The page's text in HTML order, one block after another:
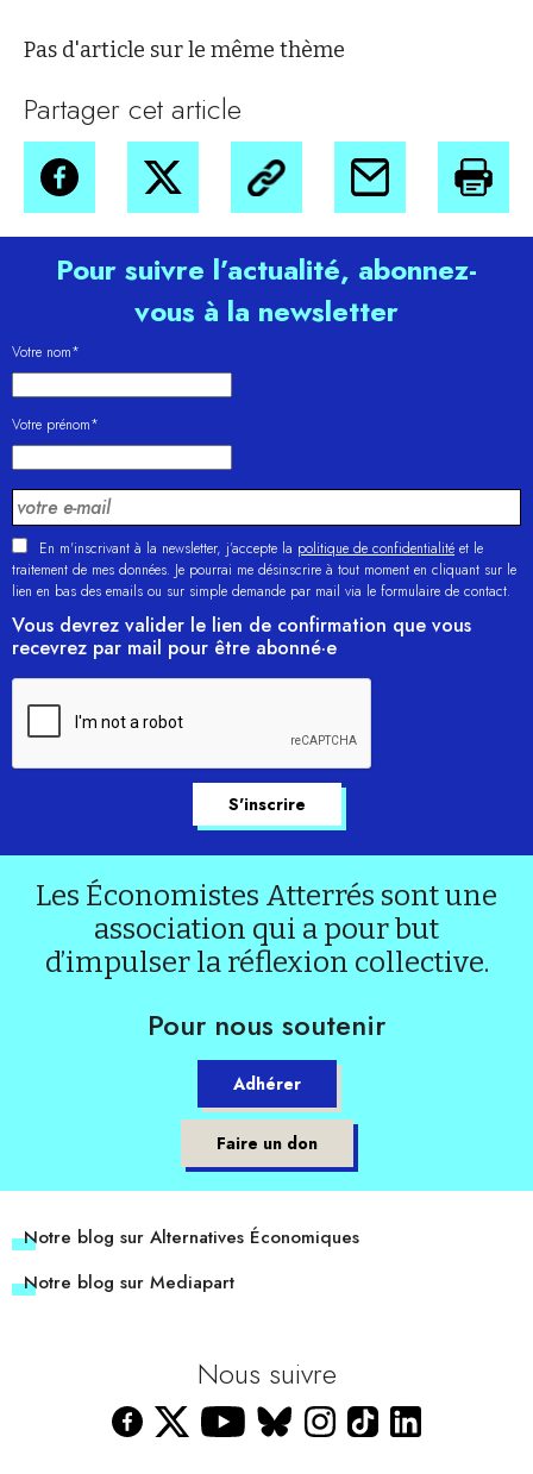
Pas d'article sur le même thème
Partager cet article
Pour suivre l’actualité, abonnez-
vous à la newsletter
Votre nom*
Votre prénom*
En m'inscrivant à la newsletter, j’accepte la politique de confidentialité et le
traitement de mes données. Je pourrai me désinscrire à tout moment en cliquant sur le
lien en bas des emails ou sur simple demande par mail via le formulaire de contact.
Vous devrez valider le lien de confirmation que vous
recevrez par mail pour être abonné·e
Les Économistes Atterrés sont une
association qui a pour but
d’impulser la réflexion collective.
Pour nous soutenir
Adhérer
Faire un don
Notre blog sur Alternatives Économiques
Notre blog sur Mediapart
Nous suivre